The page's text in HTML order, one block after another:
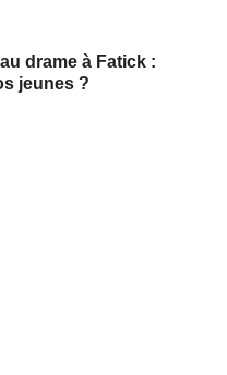
drame à Fatick :
jeunes ?